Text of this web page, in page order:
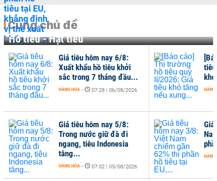
Cùng chủ đề
Hồ tiêu - Hạt tiêu
Giá tiêu hôm nay 6/8:
Xuất khẩu hồ tiêu khởi
sắc trong 7 tháng đầu...
HÀNG HÓA - 07:28 | 06/08/2026
Giá tiêu hôm nay 5/8:
Trong nước giữ đà đi
ngang, tiêu Indonesia
tăng...
HÀNG HÓA - 07:02 | 05/08/2026
HÀNG
HÀNG